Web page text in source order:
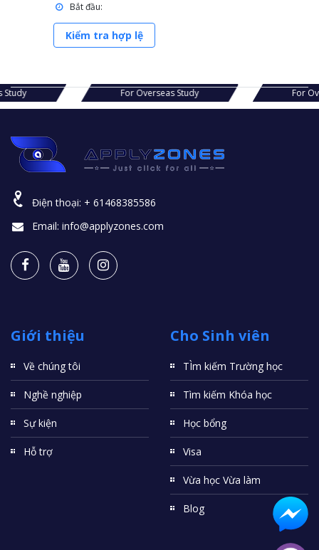
Bắt đầu:
Kiểm tra hợp lệ
Study For Overseas Study For
Điện thoại: + 61468385586
Email: info@applyzones.com
Giới thiệu
Về chúng tôi
Nghề nghiệp
Sự kiện
Hỗ trợ
Cho Sinh viên
TÌm kiếm Trường học
Tìm kiếm Khóa học
Học bổng
Visa
Vừa học Vừa làm
Blog